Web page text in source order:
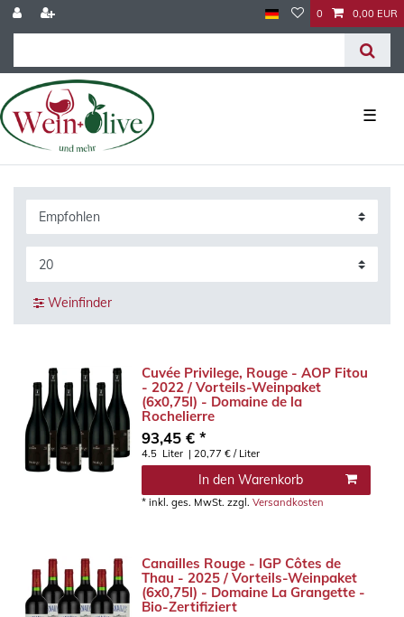
0 0,00 EUR
☰
Weinfinder
Cuvée Privilege, Rouge - AOP Fitou
- 2022 / Vorteils-Weinpaket
(6x0,75l) - Domaine de la
Rochelierre
93,45 € *
4.5 Liter | 20,77 € / Liter
In den Warenkorb
*inkl. ges. MwSt. zzgl.Versandkosten
Canailles Rouge - IGP Côtes de
Thau - 2025 / Vorteils-Weinpaket
(6x0,75l) - Domaine La Grangette -
Bio-Zertifiziert